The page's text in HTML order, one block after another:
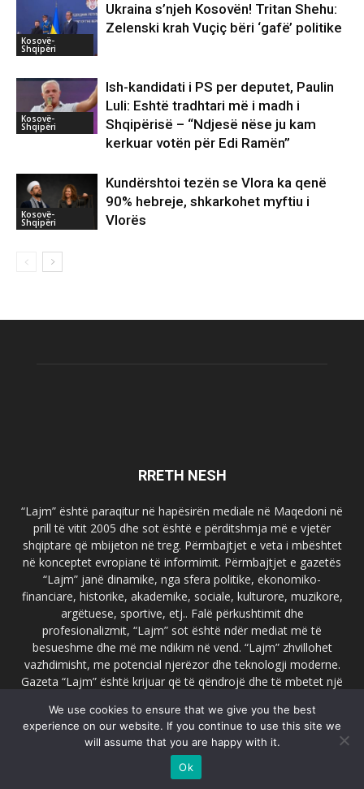
Kosovë-
Shqipëri
Ukraina s’njeh Kosovën! Tritan Shehu:
Zelenski krah Vuçiç bëri ‘gafë’ politike
Kosovë-
Shqipëri
Ish-kandidati i PS per deputet, Paulin
Luli: Eshtë tradhtari më i madh i
Shqipërisë – “Ndjesë nëse ju kam
kerkuar votën për Edi Ramën”
Kosovë-
Shqipëri
Kundërshtoi tezën se Vlora ka qenë
90% hebreje, shkarkohet myftiu i
Vlorës
RRETH NESH
“Lajm” është paraqitur në hapësirën mediale në Maqedoni në
prill të vitit 2005 dhe sot është e përditshmja më e vjetër
shqiptare që mbijeton në treg. Përmbajtjet e veta i mbështet
në konceptet evropiane të informimit. Përmbajtjet e gazetës
“Lajm” janë dinamike, nga sfera politike, ekonomiko-
financiare, historike, akademike, sociale, kulturore, muzikore,
argëtuese, sportive, etj.. Falë përkushtimit dhe
profesionalizmit, “Lajm” sot është ndër mediat më të
besueshme dhe më me ndikim në vend. “Lajm” zhvillohet
vazhdimisht, me potencial njerëzor dhe teknologji moderne.
Gazeta “Lajm” është krijuar që të qëndrojë dhe të mbetet një
faqja zyrtare e gazetës “Lajm”, www.lajmpress.org është një
ndër portalet më të njohur në Maqedoni.
lajm.sk@gmail.com
We use cookies to ensure that we give you the best
experience on our website. If you continue to use this site we
will assume that you are happy with it.
Ok